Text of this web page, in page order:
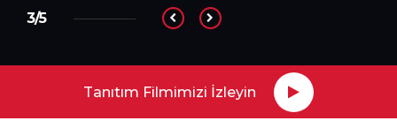
Tanıtım Filmimizi İzleyin
3/5